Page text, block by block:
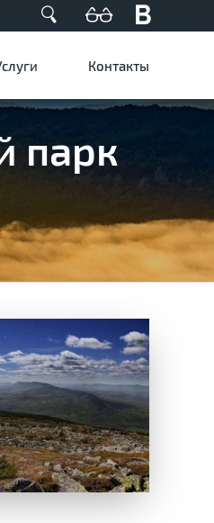
Контакты
парк